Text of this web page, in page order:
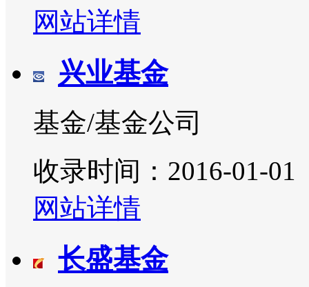
网站详情
兴业基金
基金/基金公司
收录时间：2016-01-01
网站详情
长盛基金